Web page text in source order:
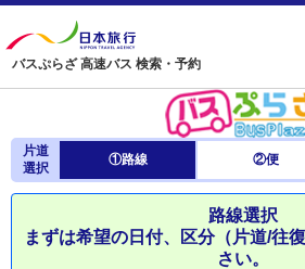
バスぷらざ 高速バス 検索・予約
片道
選択
①路線 ②便
路線選択
まずは希望の日付、区分（片道/往
さい。